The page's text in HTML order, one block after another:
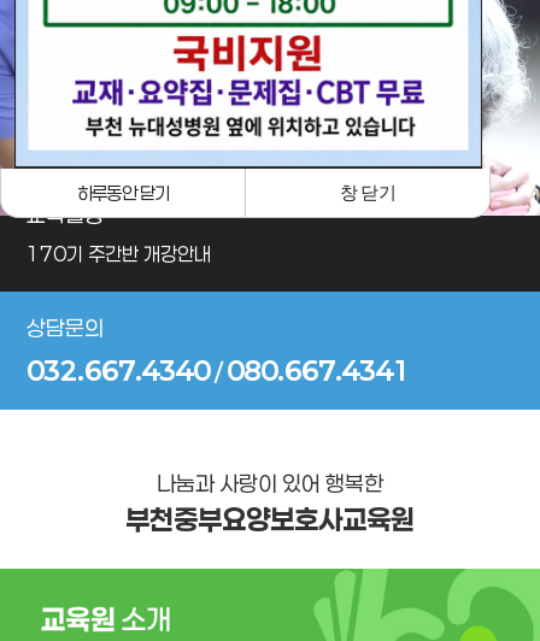
교육일정
170기 주간반 개강안내
상담문의
032.667.4340/080.667.4341
나눔과 사랑이 있어 행복한
부천중부요양보호사교육원
하루동안 닫기 창 닫기